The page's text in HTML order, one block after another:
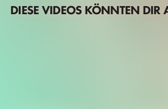
DIESE VIDEOS KÖNNTEN DIR